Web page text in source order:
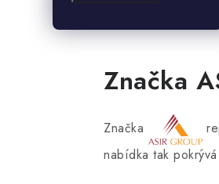
Značka
Značka
nabídka tak